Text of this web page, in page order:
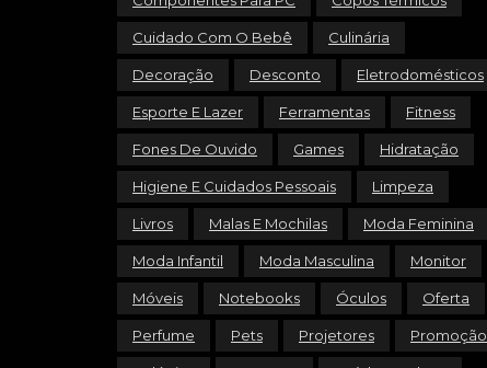
Cuidado Com O Bebê Culinária
Decoração Desconto Eletrodomésticos
Esporte E Lazer Ferramentas Fitness
Fones De Ouvido Games Hidratação
Higiene E Cuidados Pessoais Limpeza
Livros Malas E Mochilas Moda Feminina
Moda Infantil Moda Masculina Monitor
Móveis Notebooks Óculos Oferta
Perfume Pets Projetores Promoção